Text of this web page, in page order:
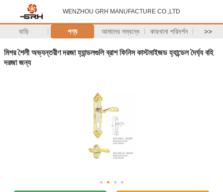
WENZHOU GRH MANUFACTURE CO.,LTD
বাড়ি পণ্য আমাদের সম্বন্ধে কারখানা পরিদর্শন >>
মিশর শৈলী অভ্যন্তরীণ দরজা হ্যান্ডলগুলি ব্রাশ ফিনিস কাস্টমাইজড হ্যান্ডেল দৈর্ঘ্য বহি
দরজা জন্য